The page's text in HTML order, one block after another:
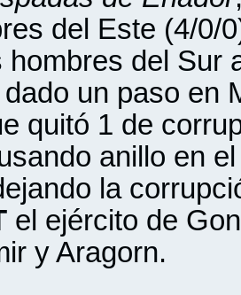
del Este (4/0/
hombres del Sur
dado un paso en
quitó 1 de
anillo en
la
el ejército de
y Aragorn.